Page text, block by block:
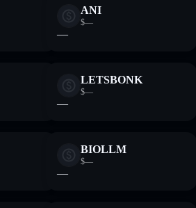
ANI
$—
—
LETSBONK
$—
—
BIOLLM
$—
—